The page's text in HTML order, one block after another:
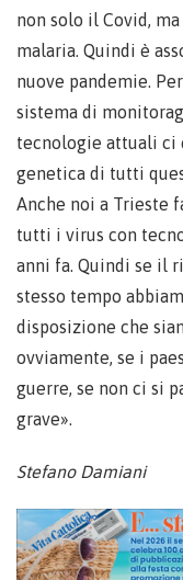
non solo il Covid,
malaria. Quindi è
nuove pandemie.
sistema di
tecnologie attuali ci
genetica di tutti
Anche noi a Trieste
tutti i virus con
anni fa. Quindi se il
stesso tempo
disposizione che
ovviamente, se i
guerre, se non ci si
grave».
Stefano Damiani